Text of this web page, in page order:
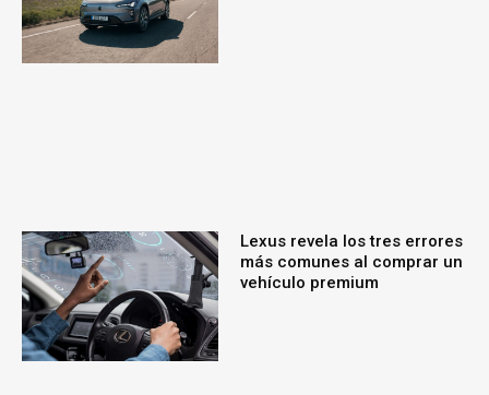
Lexus revela los tres errores
más comunes al comprar un
vehículo premium